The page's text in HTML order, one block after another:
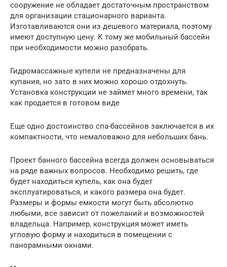
сооружение не обладает достаточным пространством
для организации стационарного варианта.
Изготавливаются они из дешевого материала, поэтому
имеют доступную цену. К тому же мобильный бассейн
при необходимости можно разобрать.
Гидромассажные купели не предназначены для
купания, но зато в них можно хорошо отдохнуть.
Установка конструкции не займет много времени, так
как продается в готовом виде
Еще одно достоинство спа-бассейнов заключается в их
компактности, что немаловажно для небольших бань.
Проект банного бассейна всегда должен основываться
на ряде важных вопросов. Необходимо решить, где
будет находиться купель, как она будет
эксплуатироваться, и какого размера она будет.
Размеры и формы емкости могут быть абсолютно
любыми, все зависит от пожеланий и возможностей
владельца. Например, конструкция может иметь
угловую форму и находиться в помещении с
панорамными окнами.